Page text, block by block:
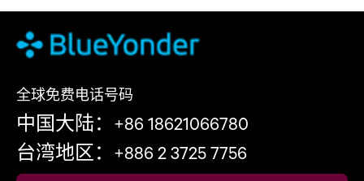
全球免费电话号码
中国大陆：+86 18621066780
台湾地区：+886 2 3725 7756